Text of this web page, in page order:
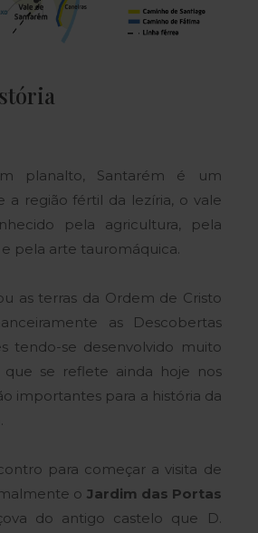
planalto, Santarém é um
a região fértil da lezíria, o vale
pela agricultura, pela
pela arte tauromáquica.
as terras da Ordem de Cristo
as Descobertas
tendo-se desenvolvido muito
que se reflete ainda hoje nos
importantes para a história da
para começar a visita de
o Jardim das Portas
do antigo castelo que D.